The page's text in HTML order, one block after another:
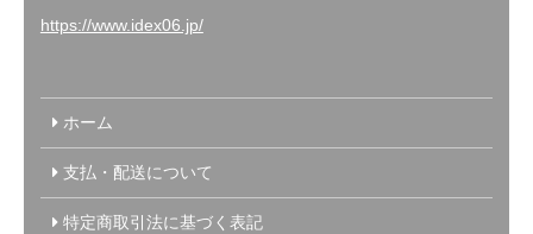
https://www.idex06.jp/
ホーム
支払・配送について
特定商取引法に基づく表記